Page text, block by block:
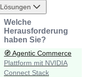
Lösungen
Welche
Herausforderung
haben Sie?
🧭Agentic Commerce
Plattform mit NVIDIA
Connect Stack